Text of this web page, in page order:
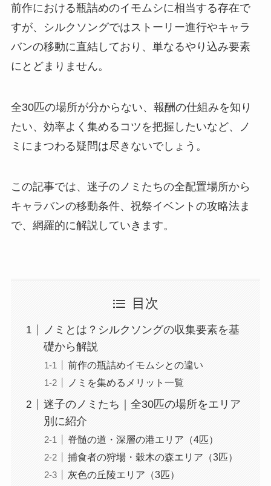
前作における瓶詰めのイモムシに相当する存在で
すが、シルクソングではストーリー進行やキャラ
バンの移動に直結しており、単なるやり込み要素
にとどまりません。
全30匹の場所が分からない、報酬の仕組みを知り
たい、効率よく集めるコツを把握したいなど、ノ
ミにまつわる疑問は尽きないでしょう。
この記事では、迷子のノミたちの全配置場所から
キャラバンの移動条件、祝祭イベントの攻略法ま
で、網羅的に解説していきます。
目次
ノミとは？シルクソングの収集要素を基
礎から解説
前作の瓶詰めイモムシとの違い
ノミを集めるメリット一覧
迷子のノミたち｜全30匹の場所をエリア
別に紹介
脊髄の道・深層の港エリア（4匹）
捕食者の狩場・穀木の森エリア（3匹）
灰色の丘陵エリア（3匹）